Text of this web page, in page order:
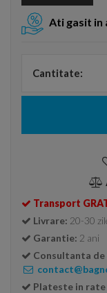
Ati gasit in
Cantitate:
Transport
Livrare: 20-30
Garantie: 2 ani
Consultanta
Plateste in rate